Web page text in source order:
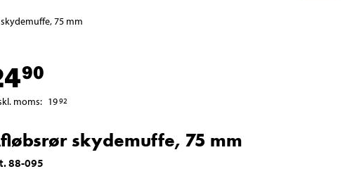
75 mm
90
moms: 1992
skydemuffe, 75 mm
.88-095